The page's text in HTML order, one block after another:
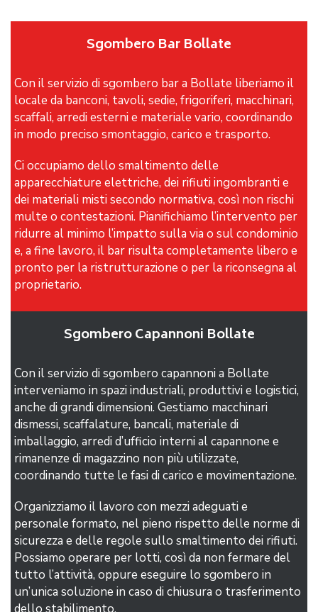
Sgombero Bar Bollate
Con il servizio di sgombero bar a Bollate liberiamo il
locale da banconi, tavoli, sedie, frigoriferi, macchinari,
scaffali, arredi esterni e materiale vario, coordinando
in modo preciso smontaggio, carico e trasporto.
Ci occupiamo dello smaltimento delle
apparecchiature elettriche, dei rifiuti ingombranti e
dei materiali misti secondo normativa, così non rischi
multe o contestazioni. Pianifichiamo l’intervento per
ridurre al minimo l’impatto sulla via o sul condominio
e, a fine lavoro, il bar risulta completamente libero e
pronto per la ristrutturazione o per la riconsegna al
proprietario.
Sgombero Capannoni Bollate
Con il servizio di sgombero capannoni a Bollate
interveniamo in spazi industriali, produttivi e logistici,
anche di grandi dimensioni. Gestiamo macchinari
dismessi, scaffalature, bancali, materiale di
imballaggio, arredi d’ufficio interni al capannone e
rimanenze di magazzino non più utilizzate,
coordinando tutte le fasi di carico e movimentazione.
Organizziamo il lavoro con mezzi adeguati e
personale formato, nel pieno rispetto delle norme di
sicurezza e delle regole sullo smaltimento dei rifiuti.
Possiamo operare per lotti, così da non fermare del
tutto l’attività, oppure eseguire lo sgombero in
un’unica soluzione in caso di chiusura o trasferimento
dello stabilimento.